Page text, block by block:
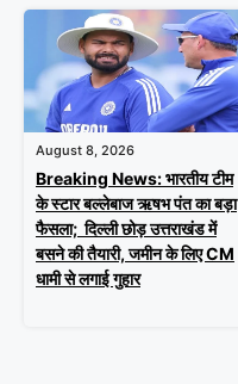
August 8, 2026
Breaking News: भारतीय टीम
के स्टार बल्लेबाज ऋषभ पंत का बड़ा
फैसला; दिल्ली छोड़ उत्तराखंड में
बसने की तैयारी, जमीन के लिए CM
धामी से लगाई गुहार